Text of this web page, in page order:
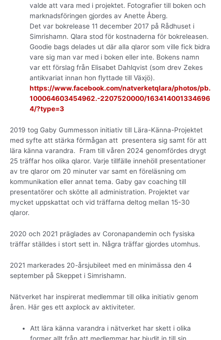
valde att vara med i projektet. Fotografier till boken och
marknadsföringen gjordes av Anette Åberg.
Det var bokrelease 11 december 2017 på Rådhuset i
Simrishamn. Qlara stod för kostnaderna för bokreleasen.
Goodie bags delades ut där alla qlaror som ville fick bidra
vare sig man var med i boken eller inte. Bokens namn
var ett förslag från Elisabet Dahlqvist (som drev Zekes
antikvariat innan hon flyttade till Växjö).
https://www.facebook.com/natverketqlara/photos/pb.
100064603454962.-2207520000/163414001334696
4/?type=3
2019 tog Gaby Gummesson initiativ till Lära-Känna-Projektet
med syfte att stärka förmågan att presentera sig samt för att
lära känna varandra. Fram till våren 2024 genomfördes drygt
25 träffar hos olika qlaror. Varje tillfälle innehöll presentationer
av tre qlaror om 20 minuter var samt en föreläsning om
kommunikation eller annat tema. Gaby gav coaching till
presentatörer och skötte all administration. Projektet var
mycket uppskattat och vid träffarna deltog mellan 15-30
qlaror.
2020 och 2021 präglades av Coronapandemin och fysiska
träffar ställdes i stort sett in. Några träffar gjordes utomhus.
2021 markerades 20-årsjubileet med en minimässa den 4
september på Skeppet i Simrishamn.
Nätverket har inspirerat medlemmar till olika initiativ genom
åren. Här ges ett axplock av aktiviteter.
Att lära känna varandra i nätverket har skett i olika
former allt från att medlemmar har bjudit in till sin